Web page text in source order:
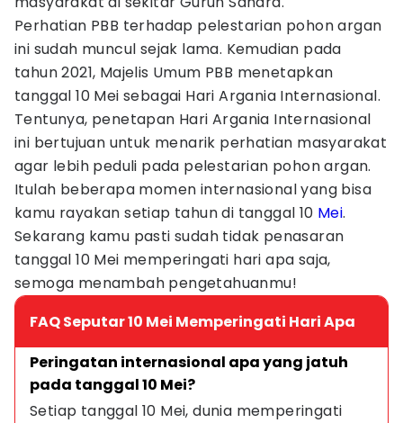
Perhatian PBB terhadap pelestarian pohon argan
ini sudah muncul sejak lama. Kemudian pada
tahun 2021, Majelis Umum PBB menetapkan
tanggal 10 Mei sebagai Hari Argania Internasional.
Tentunya, penetapan Hari Argania Internasional
ini bertujuan untuk menarik perhatian masyarakat
agar lebih peduli pada pelestarian pohon argan.
Itulah beberapa momen internasional yang bisa
kamu rayakan setiap tahun di tanggal 10 Mei.
Sekarang kamu pasti sudah tidak penasaran
tanggal 10 Mei memperingati hari apa saja,
semoga menambah pengetahuanmu!
FAQ Seputar 10 Mei Memperingati Hari Apa
Peringatan internasional apa yang jatuh
pada tanggal 10 Mei?
Setiap tanggal 10 Mei, dunia memperingati